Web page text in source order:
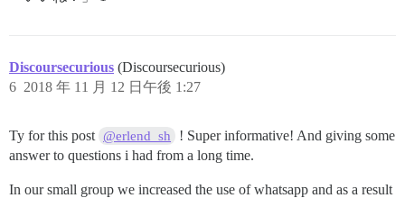
Discoursecurious (Discoursecurious)
2018 年 11 月 12 日午後 1:27
6
Ty for this post @erlend_sh
! Super informative! And giving some
answer to questions i had from a long time.
In our small group we increased the use of whatsapp and as a result